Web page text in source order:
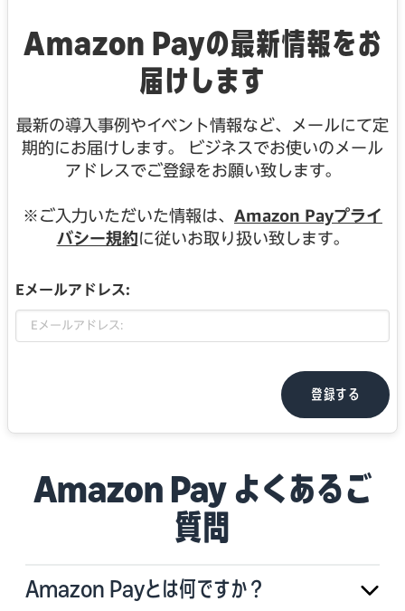
Amazon Payの最新情報をお
届けします
最新の導入事例やイベント情報など、メールにて定
期的にお届けします。 ビジネスでお使いのメール
アドレスでご登録をお願い致します。
※ご入力いただいた情報は、 Amazon Payプライ
バシー規約に従いお取り扱い致します。
Eメールアドレス:
登録する
Amazon Pay よくあるご
質問
Amazon Payとは何ですか？